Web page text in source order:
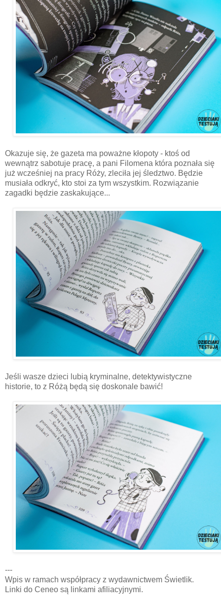
Okazuje się, że gazeta ma poważne kłopoty - ktoś od
wewnątrz sabotuje pracę, a pani Filomena która poznała się
już wcześniej na pracy Róży, zleciła jej śledztwo. Będzie
musiała odkryć, kto stoi za tym wszystkim. Rozwiązanie
zagadki będzie zaskakujące...
Jeśli wasze dzieci lubią kryminalne, detektywistyczne
historie, to z Różą będą się doskonale bawić!
---
Wpis w ramach współpracy z wydawnictwem Świetlik.
Linki do Ceneo są linkami afiliacyjnymi.